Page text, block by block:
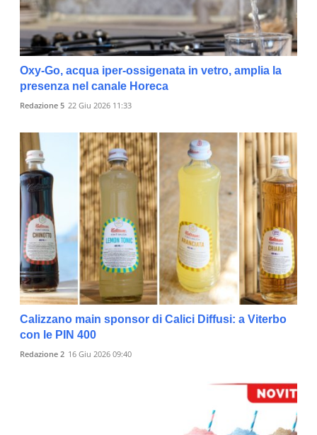
Oxy-Go, acqua iper-ossigenata in vetro, amplia la
presenza nel canale Horeca
Redazione 5 22 Giu 2026 11:33
Calizzano main sponsor di Calici Diffusi: a Viterbo
con le PIN 400
Redazione 2 16 Giu 2026 09:40